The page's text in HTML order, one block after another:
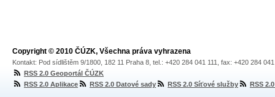
Copyright © 2010 ČÚZK, Všechna práva vyhrazena
Kontakt: Pod sídlištěm 9/1800, 182 11 Praha 8, tel.: +420 284 041 111, fax: +420 284
RSS 2.0 Geoportál ČÚZK
RSS 2.0 Aplikace
RSS 2.0 Datové sady RSS 2.0 Síťové služby RSS